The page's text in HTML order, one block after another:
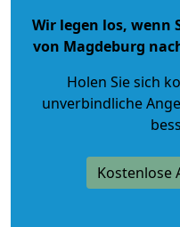
Wir legen los, wenn
von Magdeburg
Holen Sie sich
unverbindliche
Kostenlose